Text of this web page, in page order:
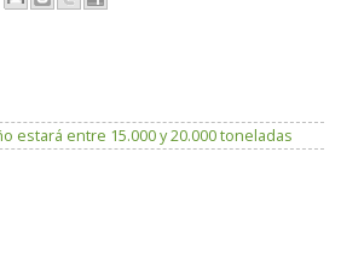
estará entre 15.000 y 20.000 toneladas